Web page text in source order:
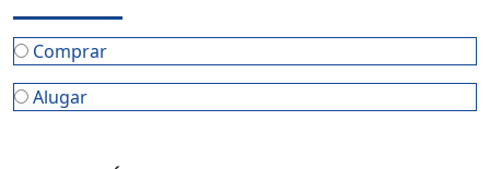
Comprar
Alugar